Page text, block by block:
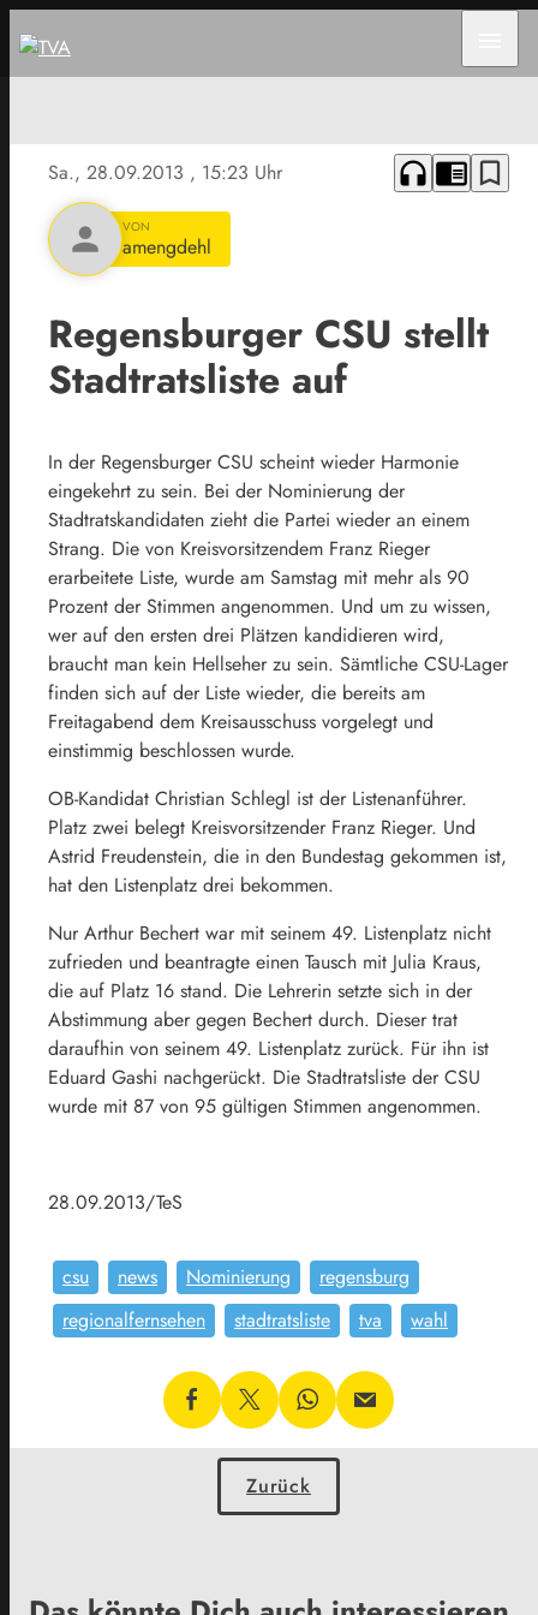
Sa., 28.09.2013 , 15:23 Uhr headphones chrome_reader_mode bookmark_border
person VON
amengdehl
Regensburger CSU stellt
Stadtratsliste auf
In der Regensburger CSU scheint wieder Harmonie
eingekehrt zu sein. Bei der Nominierung der
Stadtratskandidaten zieht die Partei wieder an einem
Strang. Die von Kreisvorsitzendem Franz Rieger
erarbeitete Liste, wurde am Samstag mit mehr als 90
Prozent der Stimmen angenommen. Und um zu wissen,
wer auf den ersten drei Plätzen kandidieren wird,
braucht man kein Hellseher zu sein. Sämtliche CSU-Lager
finden sich auf der Liste wieder, die bereits am
Freitagabend dem Kreisausschuss vorgelegt und
einstimmig beschlossen wurde.
OB-Kandidat Christian Schlegl ist der Listenanführer.
Platz zwei belegt Kreisvorsitzender Franz Rieger. Und
Astrid Freudenstein, die in den Bundestag gekommen ist,
hat den Listenplatz drei bekommen.
Nur Arthur Bechert war mit seinem 49. Listenplatz nicht
zufrieden und beantragte einen Tausch mit Julia Kraus,
die auf Platz 16 stand. Die Lehrerin setzte sich in der
Abstimmung aber gegen Bechert durch. Dieser trat
daraufhin von seinem 49. Listenplatz zurück. Für ihn ist
Eduard Gashi nachgerückt. Die Stadtratsliste der CSU
wurde mit 87 von 95 gültigen Stimmen angenommen.
28.09.2013/TeS
csu news Nominierung
regensburg
regionalfernsehen
stadtratsliste tva wahl
Zurück